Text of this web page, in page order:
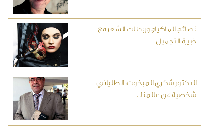
نصائح الماكياج وربطات الشعر مع
خبيرة التجميل...
الدكتور شكري المبخوت: الطلياني
شخصية من عالمنا...